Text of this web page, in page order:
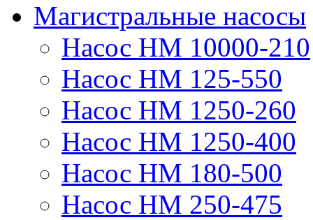
Магистральные насосы
Насос НМ 10000-210
Насос НМ 125-550
Насос НМ 1250-260
Насос НМ 1250-400
Насос НМ 180-500
Насос НМ 250-475